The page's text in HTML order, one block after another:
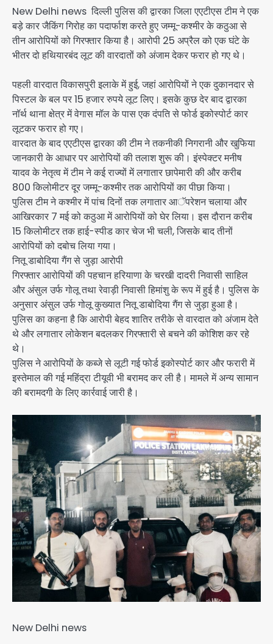
New Delhi news दिल्ली पुलिस की द्वारका जिला एएटीएस टीम ने एक
बड़े कार जैकिंग गिरोह का पदार्फाश करते हुए जम्मू-कश्मीर के कठुआ से
तीन आरोपियों को गिरफ्तार किया है। आरोपी 25 अप्रैल को एक घंटे के
भीतर दो हथियारबंद लूट की वारदातों को अंजाम देकर फरार हो गए थे।
पहली वारदात विकासपुरी इलाके में हुई, जहां आरोपियों ने एक दुकानदार से
पिस्टल के बल पर 15 हजार रुपये लूट लिए। इसके कुछ देर बाद द्वारका
नॉर्थ थाना क्षेत्र में वेगास मॉल के पास एक दंपति से फोर्ड इकोस्पोर्ट कार
लूटकर फरार हो गए।
वारदात के बाद एएटीएस द्वारका की टीम ने तकनीकी निगरानी और खुफिया
जानकारी के आधार पर आरोपियों की तलाश शुरू की। इंस्पेक्टर मनीष
यादव के नेतृत्व में टीम ने कई राज्यों में लगातार छापेमारी की और करीब
800 किलोमीटर दूर जम्मू-कश्मीर तक आरोपियों का पीछा किया।
पुलिस टीम ने कश्मीर में पांच दिनों तक लगातार आॅपरेशन चलाया और
आखिरकार 7 मई को कठुआ में आरोपियों को घेर लिया। इस दौरान करीब
15 किलोमीटर तक हाई-स्पीड कार चेज भी चली, जिसके बाद तीनों
आरोपियों को दबोच लिया गया।
नितू डाबोदिया गैंग से जुड़ा आरोपी
गिरफ्तार आरोपियों की पहचान हरियाणा के चरखी दादरी निवासी साहिल
और अंसुल उर्फ गोलू तथा रेवाड़ी निवासी हिमांशु के रूप में हुई है। पुलिस के
अनुसार अंसुल उर्फ गोलू कुख्यात नितू डाबोदिया गैंग से जुड़ा हुआ है।
पुलिस का कहना है कि आरोपी बेहद शातिर तरीके से वारदात को अंजाम देते
थे और लगातार लोकेशन बदलकर गिरफ्तारी से बचने की कोशिश कर रहे
थे।
पुलिस ने आरोपियों के कब्जे से लूटी गई फोर्ड इकोस्पोर्ट कार और फरारी में
इस्तेमाल की गई महिंद्रा टीयूवी भी बरामद कर ली है। मामले में अन्य सामान
की बरामदगी के लिए कार्रवाई जारी है।
New Delhi news